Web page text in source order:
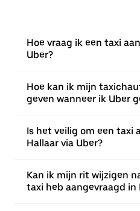
Hoe vraag ik een taxi
Uber?
Hoe kan ik mijn
geven wanneer ik Uber
Is het veilig om een taxi
Hallaar via Uber?
Kan ik mijn rit wijzigen
taxi heb aangevraagd in